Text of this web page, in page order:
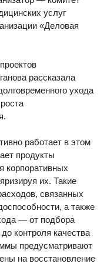
услуг
«Деловая
рассказала
ухода
работает в этом
продукты
корпоративных
их. Такие
связанных
а также
— от подбора
контроля качества
предусматривают
на восстановление